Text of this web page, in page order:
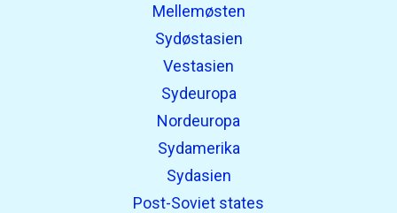
Mellemøsten
Sydøstasien
Vestasien
Sydeuropa
Nordeuropa
Sydamerika
Sydasien
Post-Soviet states